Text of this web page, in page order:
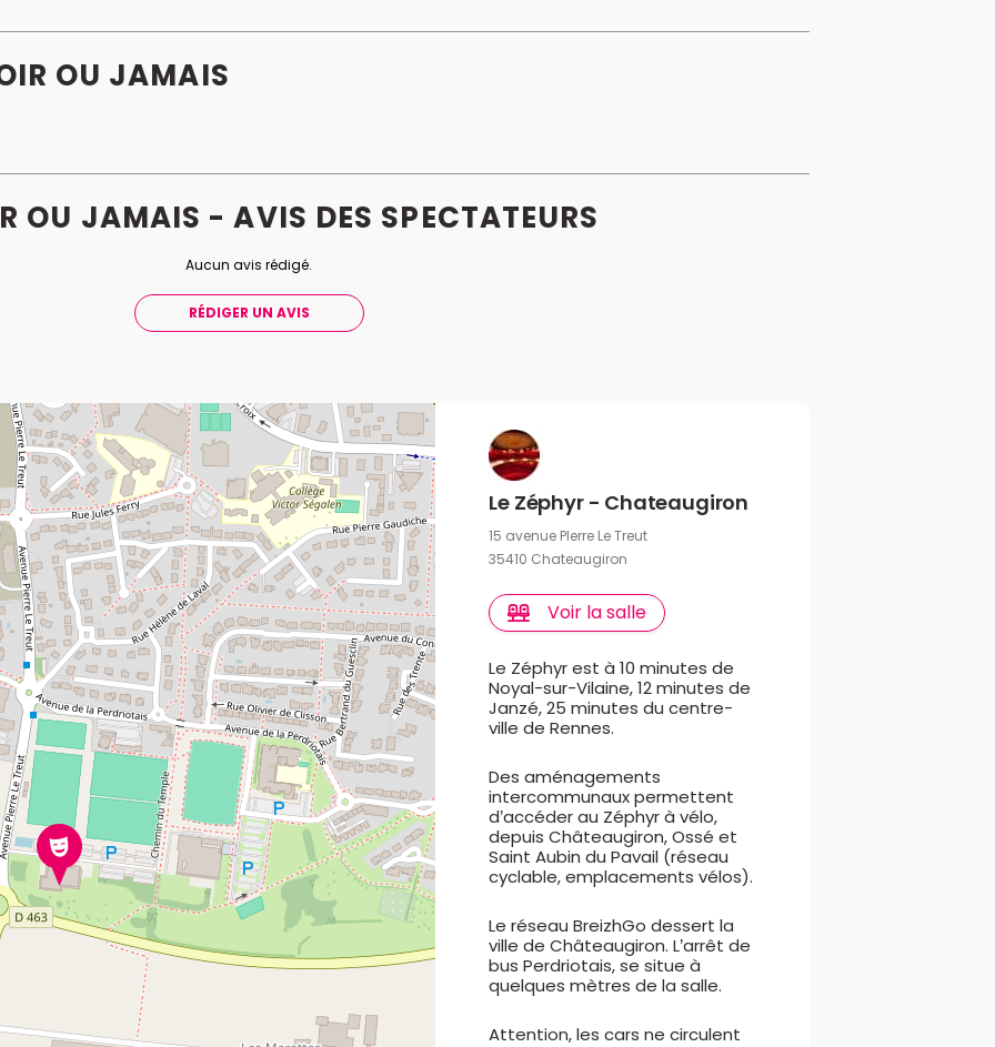
OU JAMAIS
OU JAMAIS - AVIS DES SPECTATEURS
Aucun avis rédigé.
RÉDIGER UN AVIS
Le Zéphyr - Chateaugiron
15 avenue PIerre Le Treut
35410 Chateaugiron
Voir la salle
Le Zéphyr est à 10 minutes de
Noyal-sur-Vilaine, 12 minutes de
Janzé, 25 minutes du centre-
ville de Rennes.
Des aménagements
intercommunaux permettent
d’accéder au Zéphyr à vélo,
depuis Châteaugiron, Ossé et
Saint Aubin du Pavail (réseau
cyclable, emplacements vélos).
Le réseau BreizhGo dessert la
ville de Châteaugiron. L’arrêt de
bus Perdriotais, se situe à
quelques mètres de la salle.
Attention, les cars ne circulent